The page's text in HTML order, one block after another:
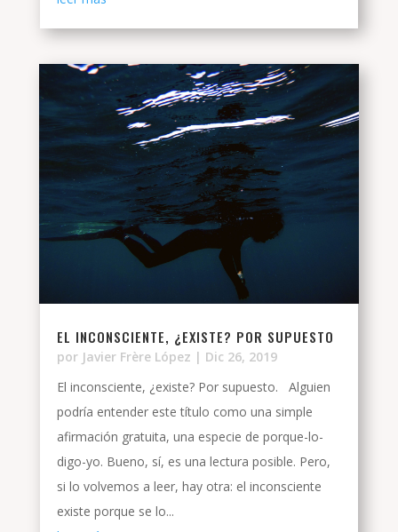
EL INCONSCIENTE, ¿EXISTE? POR SUPUESTO
por Javier Frère López | Dic 26, 2019
El inconsciente, ¿existe? Por supuesto. Alguien
podría entender este título como una simple
afirmación gratuita, una especie de porque-lo-
digo-yo. Bueno, sí, es una lectura posible. Pero,
si lo volvemos a leer, hay otra: el inconsciente
existe porque se lo...